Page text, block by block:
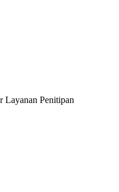
Layanan Penitipan